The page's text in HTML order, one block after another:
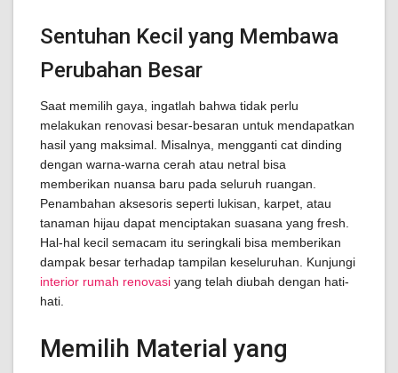
Sentuhan Kecil yang Membawa
Perubahan Besar
Saat memilih gaya, ingatlah bahwa tidak perlu
melakukan renovasi besar-besaran untuk mendapatkan
hasil yang maksimal. Misalnya, mengganti cat dinding
dengan warna-warna cerah atau netral bisa
memberikan nuansa baru pada seluruh ruangan.
Penambahan aksesoris seperti lukisan, karpet, atau
tanaman hijau dapat menciptakan suasana yang fresh.
Hal-hal kecil semacam itu seringkali bisa memberikan
dampak besar terhadap tampilan keseluruhan. Kunjungi
interior rumah renovasi yang telah diubah dengan hati-
hati.
Memilih Material yang